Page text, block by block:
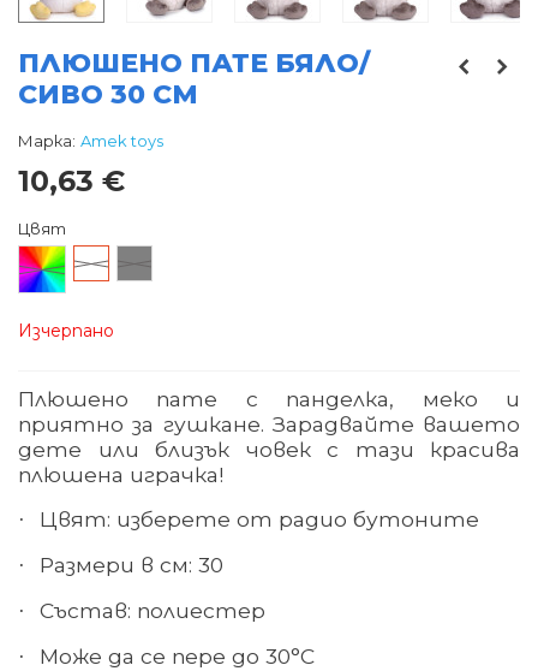
ПЛЮШЕНО ПАТЕ БЯЛО/
СИВО 30 СМ
Марка: Amek toys
10,63 €
Цвят
Произволен/
микс
Бял
Изчерпано
Плюшено пате с панделка, меко и
приятно за гушкане. Зарадвайте вашето
дете или близък човек с тази красива
плюшена играчка!
· Цвят: изберете от радио бутоните
· Размери в см: 30
· Състав: полиестер
· Може да се пере до 30°С